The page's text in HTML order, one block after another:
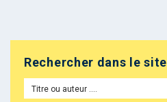
Rechercher dans le site